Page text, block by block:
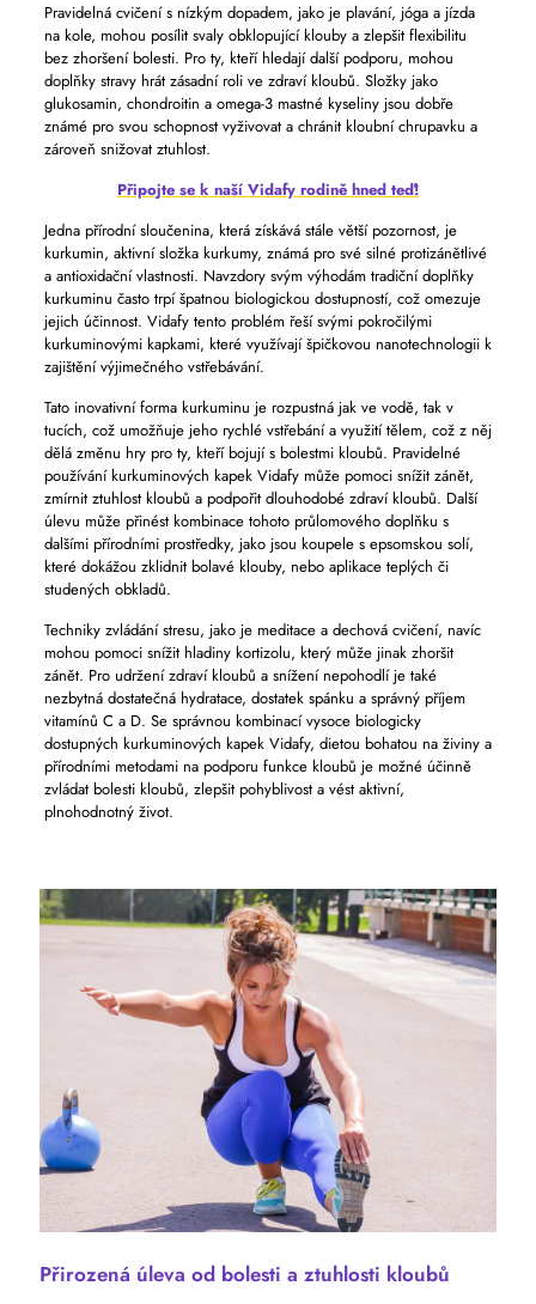
Pravidelná cvičení s nízkým dopadem, jako je plavání, jóga a jízda
na kole, mohou posílit svaly obklopující klouby a zlepšit flexibilitu
bez zhoršení bolesti. Pro ty, kteří hledají další podporu, mohou
doplňky stravy hrát zásadní roli ve zdraví kloubů. Složky jako
glukosamin, chondroitin a omega-3 mastné kyseliny jsou dobře
známé pro svou schopnost vyživovat a chránit kloubní chrupavku a
zároveň snižovat ztuhlost.
Připojte se k naší Vidafy rodině hned teď!
Jedna přírodní sloučenina, která získává stále větší pozornost, je
kurkumin, aktivní složka kurkumy, známá pro své silné protizánětlivé
a antioxidační vlastnosti. Navzdory svým výhodám tradiční doplňky
kurkuminu často trpí špatnou biologickou dostupností, což omezuje
jejich účinnost. Vidafy tento problém řeší svými pokročilými
kurkuminovými kapkami, které využívají špičkovou nanotechnologii k
zajištění výjimečného vstřebávání.
Tato inovativní forma kurkuminu je rozpustná jak ve vodě, tak v
tucích, což umožňuje jeho rychlé vstřebání a využití tělem, což z něj
dělá změnu hry pro ty, kteří bojují s bolestmi kloubů. Pravidelné
používání kurkuminových kapek Vidafy může pomoci snížit zánět,
zmírnit ztuhlost kloubů a podpořit dlouhodobé zdraví kloubů. Další
úlevu může přinést kombinace tohoto průlomového doplňku s
dalšími přírodními prostředky, jako jsou koupele s epsomskou solí,
které dokážou zklidnit bolavé klouby, nebo aplikace teplých či
studených obkladů.
Techniky zvládání stresu, jako je meditace a dechová cvičení, navíc
mohou pomoci snížit hladiny kortizolu, který může jinak zhoršit
zánět. Pro udržení zdraví kloubů a snížení nepohodlí je také
nezbytná dostatečná hydratace, dostatek spánku a správný příjem
vitamínů C a D. Se správnou kombinací vysoce biologicky
dostupných kurkuminových kapek Vidafy, dietou bohatou na živiny a
přírodními metodami na podporu funkce kloubů je možné účinně
zvládat bolesti kloubů, zlepšit pohyblivost a vést aktivní,
plnohodnotný život.
Přirozená úleva od bolesti a ztuhlosti kloubů